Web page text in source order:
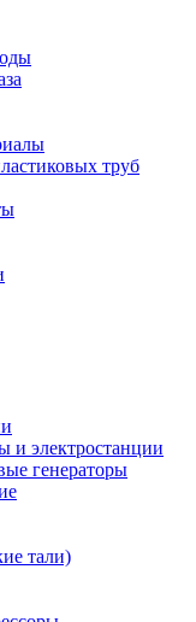
труб
и электростанции
генераторы
тали)